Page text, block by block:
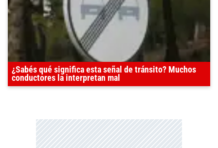
¿Sabés qué significa esta señal de tránsito? Muchos
conductores la interpretan mal